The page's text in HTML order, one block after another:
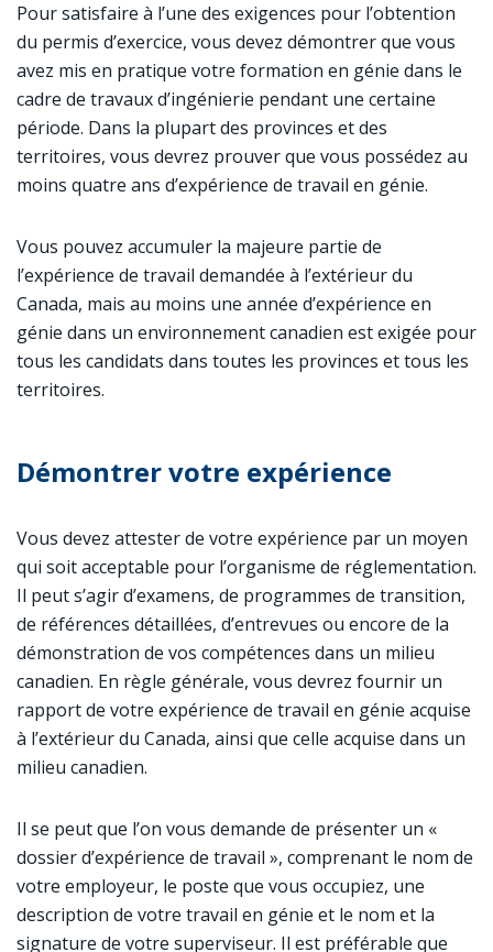
Pour satisfaire à l’une des exigences pour l’obtention
du permis d’exercice, vous devez démontrer que vous
avez mis en pratique votre formation en génie dans le
cadre de travaux d’ingénierie pendant une certaine
période. Dans la plupart des provinces et des
territoires, vous devrez prouver que vous possédez au
moins quatre ans d’expérience de travail en génie.
Vous pouvez accumuler la majeure partie de
l’expérience de travail demandée à l’extérieur du
Canada, mais au moins une année d’expérience en
génie dans un environnement canadien est exigée pour
tous les candidats dans toutes les provinces et tous les
territoires.
Démontrer votre expérience
Vous devez attester de votre expérience par un moyen
qui soit acceptable pour l’organisme de réglementation.
Il peut s’agir d’examens, de programmes de transition,
de références détaillées, d’entrevues ou encore de la
démonstration de vos compétences dans un milieu
canadien. En règle générale, vous devrez fournir un
rapport de votre expérience de travail en génie acquise
à l’extérieur du Canada, ainsi que celle acquise dans un
milieu canadien.
Il se peut que l’on vous demande de présenter un «
dossier d’expérience de travail », comprenant le nom de
votre employeur, le poste que vous occupiez, une
description de votre travail en génie et le nom et la
signature de votre superviseur. Il est préférable que